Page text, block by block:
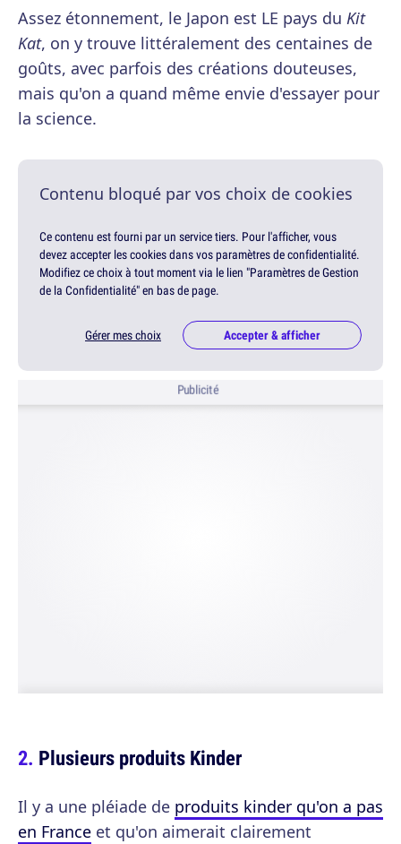
Assez étonnement, le Japon est LE pays du Kit
Kat, on y trouve littéralement des centaines de
goûts, avec parfois des créations douteuses,
mais qu'on a quand même envie d'essayer pour
la science.
Contenu bloqué par vos choix de cookies
Ce contenu est fourni par un service tiers. Pour l'afficher, vous
devez accepter les cookies dans vos paramètres de confidentialité.
Modifiez ce choix à tout moment via le lien "Paramètres de Gestion
de la Confidentialité" en bas de page.
Gérer mes choix Accepter & afficher
Publicité
Plusieurs produits Kinder
Il y a une pléiade de produits kinder qu'on a pas
en France et qu'on aimerait clairement